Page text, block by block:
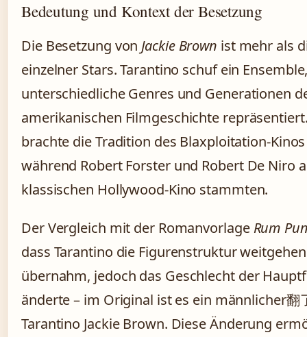
Bedeutung und Kontext der Besetzung
Die Besetzung von Jackie Brown ist mehr als
einzelner Stars. Tarantino schuf ein
unterschiedliche Genres und Generationen
amerikanischen Filmgeschichte
brachte die Tradition des Blaxploitation-
während Robert Forster und Robert De Niro
klassischen Hollywood-Kino stammten.
Der Vergleich mit der Romanvorlage Rum
dass Tarantino die Figurenstruktur
übernahm, jedoch das Geschlecht der
änderte – im Original ist es ein männlicher翻
Tarantino Jackie Brown. Diese Änderung